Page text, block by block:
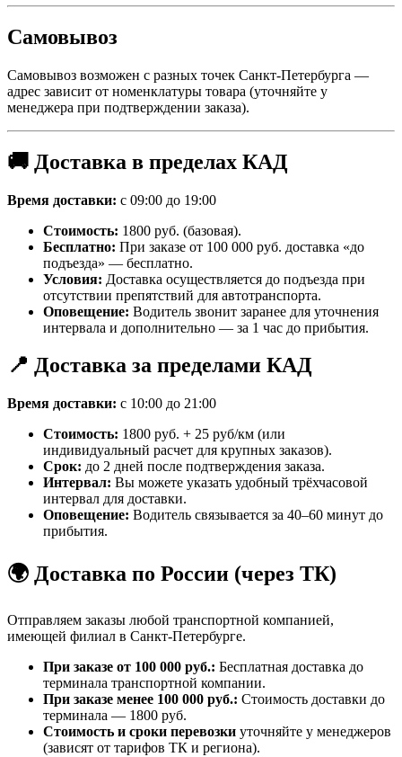
Самовывоз
Самовывоз возможен с разных точек Санкт-Петербурга —
адрес зависит от номенклатуры товара (уточняйте у
менеджера при подтверждении заказа).
🚚 Доставка в пределах КАД
Время доставки: с 09:00 до 19:00
Стоимость: 1800 руб. (базовая).
Бесплатно: При заказе от 100 000 руб. доставка «до
подъезда» — бесплатно.
Условия: Доставка осуществляется до подъезда при
отсутствии препятствий для автотранспорта.
Оповещение: Водитель звонит заранее для уточнения
интервала и дополнительно — за 1 час до прибытия.
📍 Доставка за пределами КАД
Время доставки: с 10:00 до 21:00
Стоимость: 1800 руб. + 25 руб/км (или
индивидуальный расчет для крупных заказов).
Срок: до 2 дней после подтверждения заказа.
Интервал: Вы можете указать удобный трёхчасовой
интервал для доставки.
Оповещение: Водитель связывается за 40–60 минут до
прибытия.
🌍 Доставка по России (через ТК)
Отправляем заказы любой транспортной компанией,
имеющей филиал в Санкт-Петербурге.
При заказе от 100 000 руб.: Бесплатная доставка до
терминала транспортной компании.
При заказе менее 100 000 руб.: Стоимость доставки до
терминала — 1800 руб.
Стоимость и сроки перевозки уточняйте у менеджеров
(зависят от тарифов ТК и региона).